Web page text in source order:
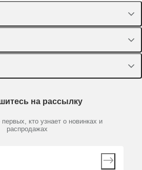
препараты, наборы
на рассылку
кто узнает о новинках и
распродажах